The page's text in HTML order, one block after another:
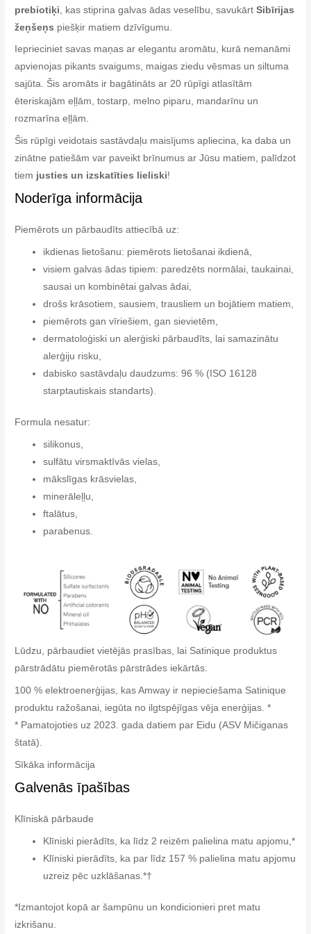
prebiotiķi , kas stiprina galvas ādas veselību, savukārtSibīrijas
žeņšeņs piešķir matiem dzīvīgumu.
Ieprieciniet savas maņas ar elegantu aromātu, kurā nemanāmi
apvienojas pikants svaigums, maigas ziedu vēsmas un siltuma
sajūta. Šis aromāts ir bagātināts ar 20 rūpīgi atlasītām
ēteriskajām eļļām, tostarp, melno piparu, mandarīnu un
rozmarīna eļļām.
Šis rūpīgi veidotais sastāvdaļu maisījums apliecina, ka daba un
zinātne patiešām var paveikt brīnumus ar Jūsu matiem, palīdzot
tiem justies un izskatīties lieliski!
Noderīga informācija
Piemērots un pārbaudīts attiecībā uz:
ikdienas lietošanu: piemērots lietošanai ikdienā,
visiem galvas ādas tipiem: paredzēts normālai, taukainai,
sausai un kombinētai galvas ādai,
drošs krāsotiem, sausiem, trausliem un bojātiem matiem,
piemērots gan vīriešiem, gan sievietēm,
dermatoloģiski un alerģiski pārbaudīts, lai samazinātu
alerģiju risku,
dabisko sastāvdaļu daudzums: 96 % (ISO 16128
starptautiskais standarts).
Formula nesatur:
silikonus,
sulfātu virsmaktīvās vielas,
mākslīgas krāsvielas,
minerāleļļu,
ftalātus,
parabenus.
Lūdzu, pārbaudiet vietējās prasības, lai Satinique produktus
pārstrādātu piemērotās pārstrādes iekārtās.
100 % elektroenerģijas, kas Amway ir nepieciešama Satinique
produktu ražošanai, iegūta no ilgtspējīgas vēja enerģijas. *
* Pamatojoties uz 2023. gada datiem par Eidu (ASV Mičiganas
štatā).
Sīkāka informācija
Galvenās īpašības
Klīniskā pārbaude
Klīniski pierādīts, ka līdz 2 reizēm palielina matu apjomu,*
Klīniski pierādīts, ka par līdz 157 % palielina matu apjomu
uzreiz pēc uzklāšanas.*†
*Izmantojot kopā ar šampūnu un kondicionieri pret matu
izkrišanu.